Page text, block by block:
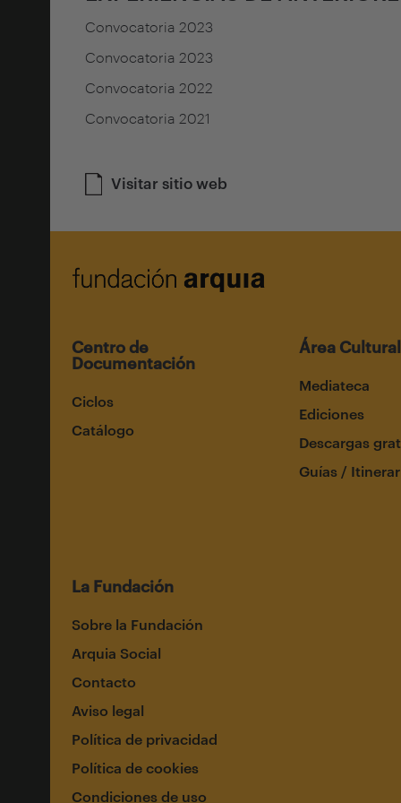
Convocatoria 2023
Convocatoria 2023
Convocatoria 2022
Convocatoria 2021
Visitar sitio web
Centro de
Documentación
Ciclos
Catálogo
Área Cultural
Mediateca
Ediciones
Descargas
Guías /
La Fundación
Sobre la Fundación
Arquia Social
Contacto
Aviso legal
Política de privacidad
Política de cookies
Condiciones de uso